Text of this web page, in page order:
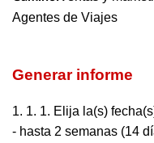
Agentes de Viajes
Generar informe
1. 1. 1. Elija la(s)
- hasta 2 semanas (14